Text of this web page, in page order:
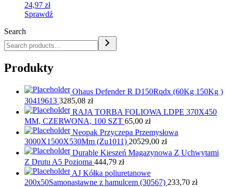
24,97 zł
Sprawdź
Search
Produkty
Ohaus Defender R D150Rqdx (60Kg 150Kg )
30419613 3285,08 zł
RAJA TORBA FOLIOWA LDPE 370X450
MM, CZERWONA, 100 SZT 65,00 zł
Neopak Przyczepa Przemysłowa
3000X1500X530Mm (Zu1011) 20529,00 zł
Durable Kieszeń Magazynowa Z Uchwytami
Z Drutu A5 Pozioma 444,79 zł
AJ Kółka poliuretanowe
200x50Samonastawne z hamulcem (30567) 233,70 zł